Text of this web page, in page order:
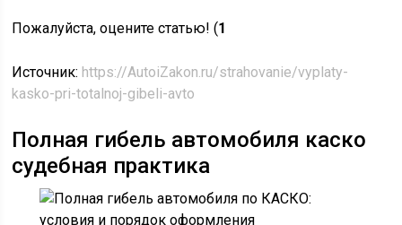
Пожалуйста, оцените статью! (1
Источник: https://AutoiZakon.ru/strahovanie/vyplaty-
kasko-pri-totalnoj-gibeli-avto
Полная гибель автомобиля каско
судебная практика